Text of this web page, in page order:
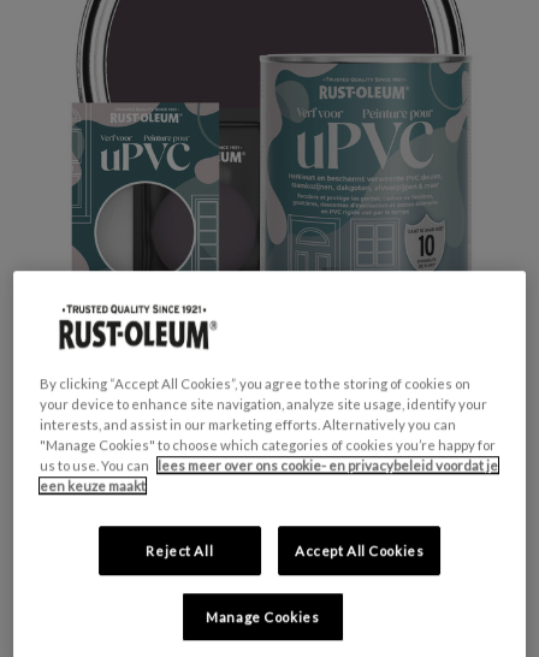
Productveiligheid
Waarschuwing
H317 - Kan een allergische huidreactie
veroorzaken.
H412 - Schadelijk voor in het water levende
organismen, met langdurige gevolgen.
By clicking “Accept All Cookies”, you agree to the storing of cookies on
your device to enhance site navigation, analyze site usage, identify your
interests, and assist in our marketing efforts. Alternatively you can
"Manage Cookies" to choose which categories of cookies you’re happy for
us to use. You can
lees meer over ons cookie- en privacybeleid voordat je
een keuze maakt
Reject All Accept All Cookies
Manage Cookies